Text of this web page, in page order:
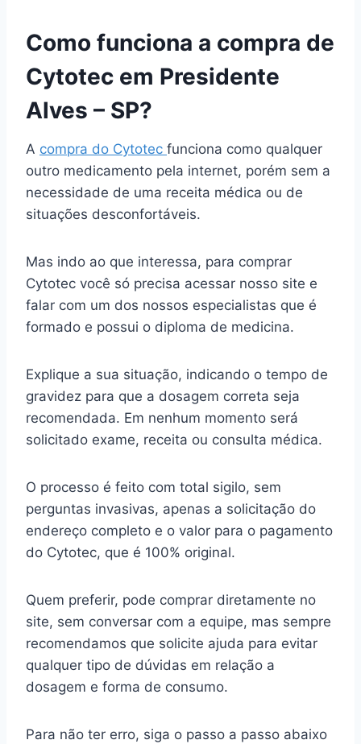
Como funciona a compra de
Cytotec em Presidente
Alves – SP?
A compra do Cytotec funciona como qualquer
outro medicamento pela internet, porém sem a
necessidade de uma receita médica ou de
situações desconfortáveis.
Mas indo ao que interessa, para comprar
Cytotec você só precisa acessar nosso site e
falar com um dos nossos especialistas que é
formado e possui o diploma de medicina.
Explique a sua situação, indicando o tempo de
gravidez para que a dosagem correta seja
recomendada. Em nenhum momento será
solicitado exame, receita ou consulta médica.
O processo é feito com total sigilo, sem
perguntas invasivas, apenas a solicitação do
endereço completo e o valor para o pagamento
do Cytotec, que é 100% original.
Quem preferir, pode comprar diretamente no
site, sem conversar com a equipe, mas sempre
recomendamos que solicite ajuda para evitar
qualquer tipo de dúvidas em relação a
dosagem e forma de consumo.
Para não ter erro, siga o passo a passo abaixo